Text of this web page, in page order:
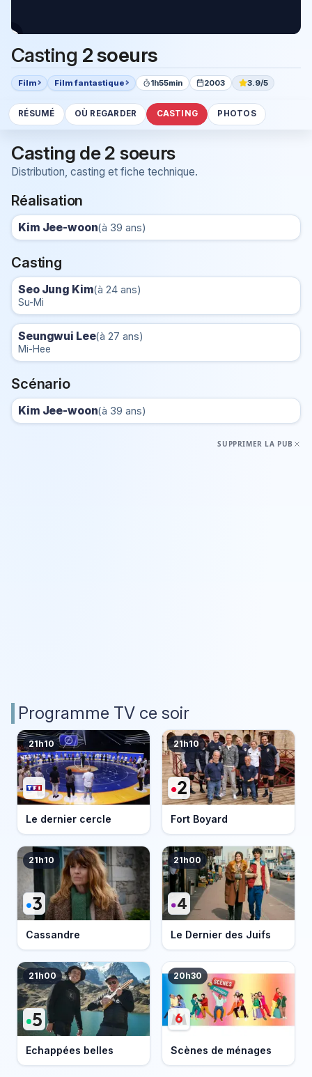
Casting 2 soeurs
Film Film fantastique 1h55min 2003 3.9/5
RÉSUMÉ OÙ REGARDER CASTING PHOTOS
Casting de 2 soeurs
Distribution, casting et fiche technique.
Réalisation
Kim Jee-woon(à 39 ans)
Casting
Seo Jung Kim(à 24 ans)
Su-Mi
Seungwui Lee(à 27 ans)
Mi-Hee
Scénario
Kim Jee-woon(à 39 ans)
SUPPRIMER LA PUB
Programme TV ce soir
21h10
Le dernier cercle
21h10
Fort Boyard
21h10
Cassandre
21h00
Le Dernier des Juifs
21h00
Echappées belles
20h30
Scènes de ménages